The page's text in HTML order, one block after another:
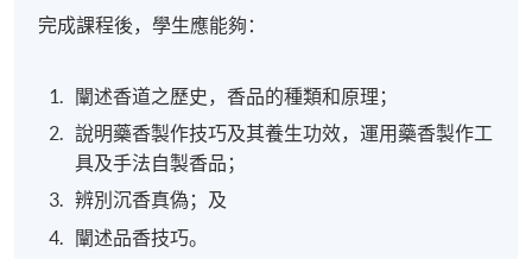
完成課程後，學生應能夠：
闡述香道之歷史，香品的種類和原理；
說明藥香製作技巧及其養生功效，運用藥香製作工
具及手法自製香品；
辨別沉香真偽；及
闡述品香技巧。